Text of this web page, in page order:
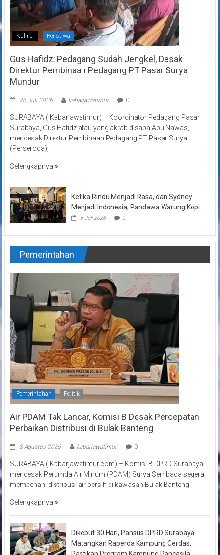
Kuliner Peristiwa
Gus Hafidz: Pedagang Sudah Jengkel, Desak
Direktur Pembinaan Pedagang PT Pasar Surya
Mundur
26 Juli 2026 kabarjawatimur 0
SURABAYA ( Kabarjawatimur) – Koordinator Pedagang Pasar
Surabaya, Gus Hafidz atau yang akrab disapa Abu Nawas,
mendesak Direktur Pembinaan Pedagang PT Pasar Surya
(Perseroda),
Selengkapnya
Ketika Rindu Menjadi Rasa, dan Sydney
Menjadi Indonesia, Pandawa Warung Kopi
6 Juli 2026 0
Pemerintahan
Pemerintahan Politik
Air PDAM Tak Lancar, Komisi B Desak Percepatan
Perbaikan Distribusi di Bulak Banteng
8 Agustus 2026 kabarjawatimur 0
SURABAYA ( Kabarjawatimur.com) – Komisi B DPRD Surabaya
mendesak Perumda Air Minum (PDAM) Surya Sembada segera
membenahi distribusi air bersih di kawasan Bulak Banteng.
Selengkapnya
Dikebut 30 Hari, Pansus DPRD Surabaya
Matangkan Raperda Kampung Cerdas,
Pastikan Program Kampung Pancasila